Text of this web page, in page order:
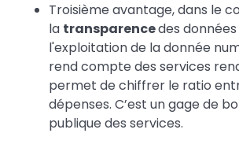
Troisième avantage, dans le
la transparencedes
l'exploitation de la donnée
rend compte des services
permet de chiffrer le ratio
dépenses. C’est un gage de
publique des services.